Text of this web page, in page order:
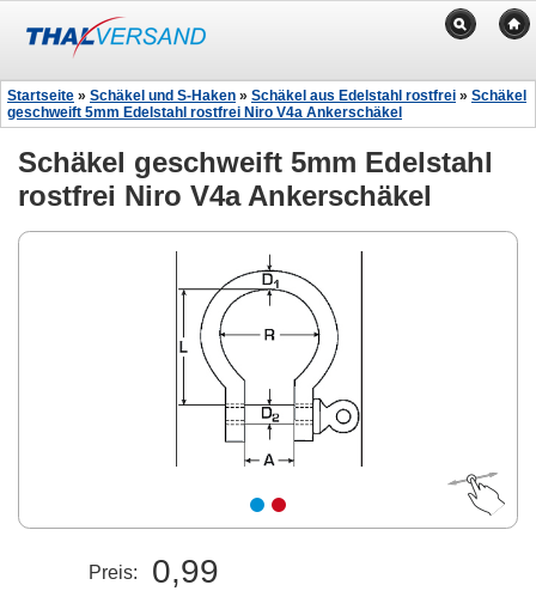
Startseite » Schäkel und S-Haken » Schäkel aus Edelstahl rostfrei » Schäkel
geschweift 5mm Edelstahl rostfrei Niro V4a Ankerschäkel
Schäkel geschweift 5mm Edelstahl
rostfrei Niro V4a Ankerschäkel
Preis: 0,99